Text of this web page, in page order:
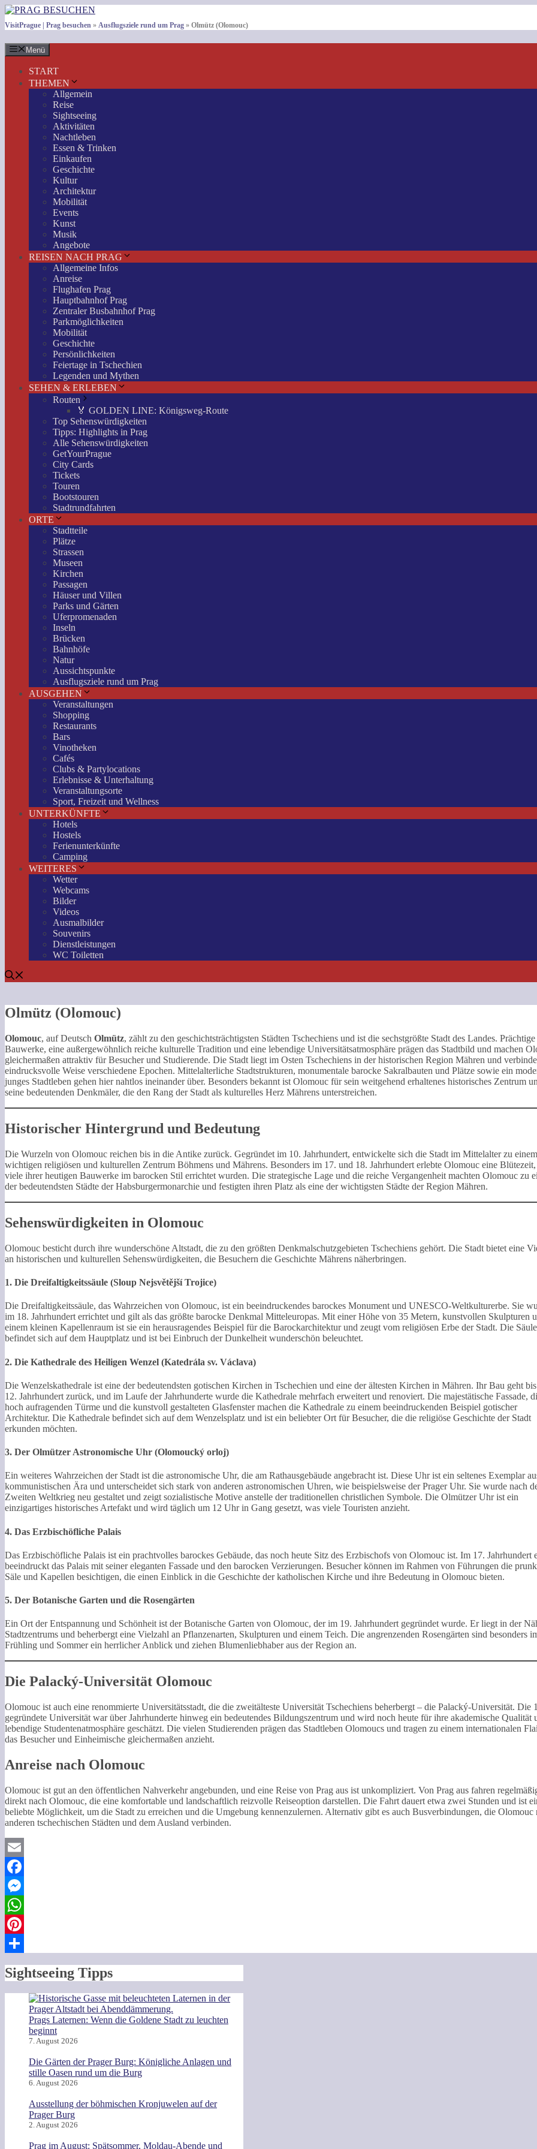
Zum
Inhalt
springen
VisitPrague | Prag besuchen » Ausflugsziele rund um Prag » Olmütz (Olomouc)
Menü
START
THEMEN
Allgemein
Reise
Sightseeing
Aktivitäten
Nachtleben
Essen & Trinken
Einkaufen
Geschichte
Kultur
Architektur
Mobilität
Events
Kunst
Musik
Angebote
REISEN NACH PRAG
Allgemeine Infos
Anreise
Flughafen Prag
Hauptbahnhof Prag
Zentraler Busbahnhof Prag
Parkmöglichkeiten
Mobilität
Geschichte
Persönlichkeiten
Feiertage in Tschechien
Legenden und Mythen
SEHEN & ERLEBEN
Routen
🏅 GOLDEN LINE: Königsweg-Route
Top Sehenswürdigkeiten
Tipps: Highlights in Prag
Alle Sehenswürdigkeiten
GetYourPrague
City Cards
Tickets
Touren
Bootstouren
Stadtrundfahrten
ORTE
Stadtteile
Plätze
Strassen
Museen
Kirchen
Passagen
Häuser und Villen
Parks und Gärten
Uferpromenaden
Inseln
Brücken
Bahnhöfe
Natur
Aussichtspunkte
Ausflugsziele rund um Prag
AUSGEHEN
Veranstaltungen
Shopping
Restaurants
Bars
Vinotheken
Cafés
Clubs & Partylocations
Erlebnisse & Unterhaltung
Veranstaltungsorte
Sport, Freizeit und Wellness
UNTERKÜNFTE
Hotels
Hostels
Ferienunterkünfte
Camping
WEITERES
Wetter
Webcams
Bilder
Videos
Ausmalbilder
Souvenirs
Dienstleistungen
WC Toiletten
Olmütz (Olomouc)
Olomouc, auf Deutsch Olmütz, zählt zu den geschichtsträchtigsten Städten Tschechiens und ist die sechstgrößte Stadt des Landes. Prächtige
Bauwerke, eine außergewöhnlich reiche kulturelle Tradition und eine lebendige Universitätsatmosphäre prägen das Stadtbild und machen
gleichermaßen attraktiv für Besucher und Studierende. Die Stadt liegt im Osten Tschechiens in der historischen Region Mähren und
eindrucksvolle Weise verschiedene Epochen. Mittelalterliche Stadtstrukturen, monumentale barocke Sakralbauten und Plätze sowie ein
junges Stadtleben gehen hier nahtlos ineinander über. Besonders bekannt ist Olomouc für sein weitgehend erhaltenes historisches Zentrum
seine bedeutenden Denkmäler, die den Rang der Stadt als kulturelles Herz Mährens unterstreichen.
Historischer Hintergrund und Bedeutung
Die Wurzeln von Olomouc reichen bis in die Antike zurück. Gegründet im 10. Jahrhundert, entwickelte sich die Stadt im Mittelalter zu einem
wichtigen religiösen und kulturellen Zentrum Böhmens und Mährens. Besonders im 17. und 18. Jahrhundert erlebte Olomouc eine
viele ihrer heutigen Bauwerke im barocken Stil errichtet wurden. Die strategische Lage und die reiche Vergangenheit machten Olomouc zu
der bedeutendsten Städte der Habsburgermonarchie und festigten ihren Platz als eine der wichtigsten Städte der Region Mähren.
Sehenswürdigkeiten in Olomouc
Olomouc besticht durch ihre wunderschöne Altstadt, die zu den größten Denkmalschutzgebieten Tschechiens gehört. Die Stadt bietet eine
an historischen und kulturellen Sehenswürdigkeiten, die Besuchern die Geschichte Mährens näherbringen.
1. Die Dreifaltigkeitssäule (Sloup Nejsvětější Trojice)
Die Dreifaltigkeitssäule, das Wahrzeichen von Olomouc, ist ein beeindruckendes barockes Monument und UNESCO-Weltkulturerbe. Sie
im 18. Jahrhundert errichtet und gilt als das größte barocke Denkmal Mitteleuropas. Mit einer Höhe von 35 Metern, kunstvollen Skulpturen
einem kleinen Kapellenraum ist sie ein herausragendes Beispiel für die Barockarchitektur und zeugt vom religiösen Erbe der Stadt. Die Säule
befindet sich auf dem Hauptplatz und ist bei Einbruch der Dunkelheit wunderschön beleuchtet.
2. Die Kathedrale des Heiligen Wenzel (Katedrála sv. Václava)
Die Wenzelskathedrale ist eine der bedeutendsten gotischen Kirchen in Tschechien und eine der ältesten Kirchen in Mähren. Ihr Bau geht
12. Jahrhundert zurück, und im Laufe der Jahrhunderte wurde die Kathedrale mehrfach erweitert und renoviert. Die majestätische Fassade,
hoch aufragenden Türme und die kunstvoll gestalteten Glasfenster machen die Kathedrale zu einem beeindruckenden Beispiel gotischer
Architektur. Die Kathedrale befindet sich auf dem Wenzelsplatz und ist ein beliebter Ort für Besucher, die die religiöse Geschichte der Stadt
erkunden möchten.
3. Der Olmützer Astronomische Uhr (Olomoucký orloj)
Ein weiteres Wahrzeichen der Stadt ist die astronomische Uhr, die am Rathausgebäude angebracht ist. Diese Uhr ist ein seltenes Exemplar
kommunistischen Ära und unterscheidet sich stark von anderen astronomischen Uhren, wie beispielsweise der Prager Uhr. Sie wurde nach
Zweiten Weltkrieg neu gestaltet und zeigt sozialistische Motive anstelle der traditionellen christlichen Symbole. Die Olmützer Uhr ist ein
einzigartiges historisches Artefakt und wird täglich um 12 Uhr in Gang gesetzt, was viele Touristen anzieht.
4. Das Erzbischöfliche Palais
Das Erzbischöfliche Palais ist ein prachtvolles barockes Gebäude, das noch heute Sitz des Erzbischofs von Olomouc ist. Im 17. Jahrhundert
beeindruckt das Palais mit seiner eleganten Fassade und den barocken Verzierungen. Besucher können im Rahmen von Führungen die
Säle und Kapellen besichtigen, die einen Einblick in die Geschichte der katholischen Kirche und ihre Bedeutung in Olomouc bieten.
5. Der Botanische Garten und die Rosengärten
Ein Ort der Entspannung und Schönheit ist der Botanische Garten von Olomouc, der im 19. Jahrhundert gegründet wurde. Er liegt in der
Stadtzentrums und beherbergt eine Vielzahl an Pflanzenarten, Skulpturen und einem Teich. Die angrenzenden Rosengärten sind besonders
Frühling und Sommer ein herrlicher Anblick und ziehen Blumenliebhaber aus der Region an.
Die Palacký-Universität Olomouc
Olomouc ist auch eine renommierte Universitätsstadt, die die zweitälteste Universität Tschechiens beherbergt – die Palacký-Universität. Die
gegründete Universität war über Jahrhunderte hinweg ein bedeutendes Bildungszentrum und wird noch heute für ihre akademische Qualität
lebendige Studentenatmosphäre geschätzt. Die vielen Studierenden prägen das Stadtleben Olomoucs und tragen zu einem internationalen
das Besucher und Einheimische gleichermaßen anzieht.
Anreise nach Olomouc
Olomouc ist gut an den öffentlichen Nahverkehr angebunden, und eine Reise von Prag aus ist unkompliziert. Von Prag aus fahren
direkt nach Olomouc, die eine komfortable und landschaftlich reizvolle Reiseoption darstellen. Die Fahrt dauert etwa zwei Stunden und ist
beliebte Möglichkeit, um die Stadt zu erreichen und die Umgebung kennenzulernen. Alternativ gibt es auch Busverbindungen, die Olomouc
anderen tschechischen Städten und dem Ausland verbinden.
Email
Facebook
Messenger
WhatsApp
Pinterest
Sightseeing Tipps
Prags Laternen: Wenn die Goldene Stadt zu leuchten
beginnt
7. August 2026
Die Gärten der Prager Burg: Königliche Anlagen und
stille Oasen rund um die Burg
6. August 2026
Ausstellung der böhmischen Kronjuwelen auf der
Prager Burg
2. August 2026
Prag im August: Spätsommer, Moldau-Abende und